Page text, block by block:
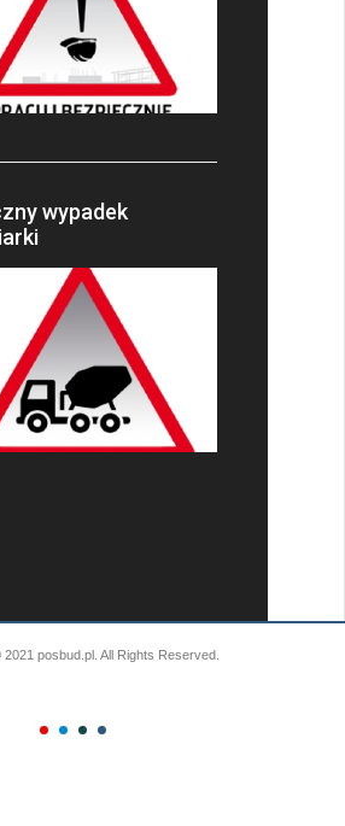
wypadek
posbud.pl. All Rights Reserved.